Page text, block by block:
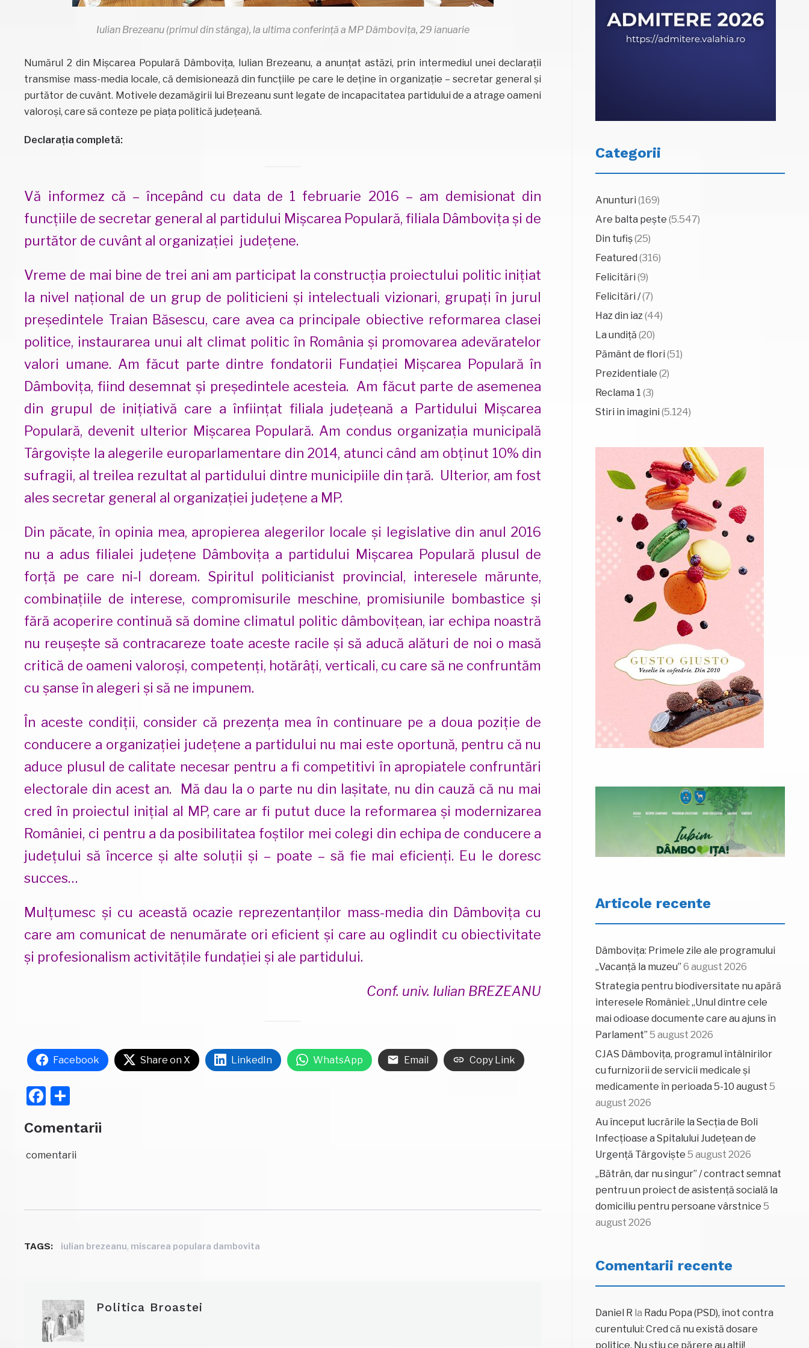
Iulian Brezeanu (primul din stânga), la ultima conferință a MP Dâmbovița, 29 ianuarie
Numărul 2 din Mișcarea Populară Dâmbovița, Iulian Brezeanu, a anunțat astăzi, prin intermediul unei declarații
transmise mass-media locale, că demisionează din funcțiile pe care le deține în organizație – secretar general și
purtător de cuvânt. Motivele dezamăgirii lui Brezeanu sunt legate de incapacitatea partidului de a atrage oameni
valoroși, care să conteze pe piața politică județeană.
Declarația completă:
Vă informez că – începând cu data de 1 februarie 2016 – am demisionat din
funcțiile de secretar general al partidului Mișcarea Populară, filiala Dâmbovița și de
purtător de cuvânt al organizației județene.
Vreme de mai bine de trei ani am participat la construcția proiectului politic inițiat
la nivel național de un grup de politicieni și intelectuali vizionari, grupați în jurul
președintele Traian Băsescu, care avea ca principale obiective reformarea clasei
politice, instaurarea unui alt climat politic în România și promovarea adevăratelor
valori umane. Am făcut parte dintre fondatorii Fundației Mișcarea Populară în
Dâmbovița, fiind desemnat și președintele acesteia. Am făcut parte de asemenea
din grupul de inițiativă care a înființat filiala județeană a Partidului Mișcarea
Populară, devenit ulterior Mișcarea Populară. Am condus organizația municipală
Târgoviște la alegerile europarlamentare din 2014, atunci când am obținut 10% din
sufragii, al treilea rezultat al partidului dintre municipiile din țară. Ulterior, am fost
ales secretar general al organizației județene a MP.
Din păcate, în opinia mea, apropierea alegerilor locale și legislative din anul 2016
nu a adus filialei județene Dâmbovița a partidului Mișcarea Populară plusul de
forță pe care ni-l doream. Spiritul politicianist provincial, interesele mărunte,
combinațiile de interese, compromisurile meschine, promisiunile bombastice și
fără acoperire continuă să domine climatul politic dâmbovițean, iar echipa noastră
nu reușește să contracareze toate aceste racile și să aducă alături de noi o masă
critică de oameni valoroși, competenți, hotărâți, verticali, cu care să ne confruntăm
cu șanse în alegeri și să ne impunem.
În aceste condiții, consider că prezența mea în continuare pe a doua poziție de
conducere a organizației județene a partidului nu mai este oportună, pentru că nu
aduce plusul de calitate necesar pentru a fi competitivi în apropiatele confruntări
electorale din acest an. Mă dau la o parte nu din lașitate, nu din cauză că nu mai
cred în proiectul inițial al MP, care ar fi putut duce la reformarea și modernizarea
României, ci pentru a da posibilitatea foștilor mei colegi din echipa de conducere a
județului să încerce și alte soluții și – poate – să fie mai eficienți. Eu le doresc
succes…
Mulțumesc și cu această ocazie reprezentanților mass-media din Dâmbovița cu
care am comunicat de nenumărate ori eficient și care au oglindit cu obiectivitate
și profesionalism activitățile fundației și ale partidului.
Conf. univ. Iulian BREZEANU
Facebook Share on X LinkedIn WhatsApp Email Copy Link
Facebook
Comentarii
comentarii
TAGS: iulian brezeanu, miscarea populara dambovita
Politica Broastei
Categorii
Anunturi (169)
Are balta pește (5.547)
Din tufiș(25)
Featured (316)
Felicitări (9)
Felicitări /(7)
Haz din iaz(44)
La undiță (20)
Pământ de flori (51)
Prezidentiale (2)
Reclama 1 (3)
Stiri in imagini (5.124)
Articole recente
Dâmbovița: Primele zile ale programului
„Vacanță la muzeu” 6 august 2026
Strategia pentru biodiversitate nu apără
interesele României: „Unul dintre cele
mai odioase documente care au ajuns în
Parlament” 5 august 2026
CJAS Dâmbovița, programul întâlnirilor
cu furnizorii de servicii medicale și
medicamente în perioada 5-10 august 5
august 2026
Au început lucrările la Secția de Boli
Infecțioase a Spitalului Județean de
Urgență Târgoviște 5 august 2026
„Bătrân, dar nu singur” / contract semnat
pentru un proiect de asistență socială la
domiciliu pentru persoane vârstnice 5
august 2026
Comentarii recente
Daniel R la Radu Popa (PSD), înot contra
curentului: Cred că nu există dosare
politice. Nu știu ce părere au alții!